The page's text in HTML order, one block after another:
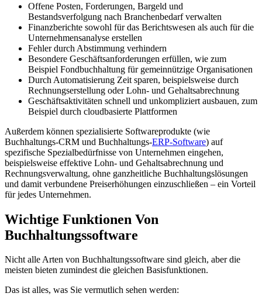
Offene Posten, Forderungen, Bargeld und
Bestandsverfolgung nach Branchenbedarf verwalten
Finanzberichte sowohl für das Berichtswesen als auch für die
Unternehmensanalyse erstellen
Fehler durch Abstimmung verhindern
Besondere Geschäftsanforderungen erfüllen, wie zum
Beispiel Fondbuchhaltung für gemeinnützige Organisationen
Durch Automatisierung Zeit sparen, beispielsweise durch
Rechnungserstellung oder Lohn- und Gehaltsabrechnung
Geschäftsaktivitäten schnell und unkompliziert ausbauen, zum
Beispiel durch cloudbasierte Plattformen
Außerdem können spezialisierte Softwareprodukte (wie
Buchhaltungs-CRM und Buchhaltungs-ERP-Software) auf
spezifische Spezialbedürfnisse von Unternehmen eingehen,
beispielsweise effektive Lohn- und Gehaltsabrechnung und
Rechnungsverwaltung, ohne ganzheitliche Buchhaltungslösungen
und damit verbundene Preiserhöhungen einzuschließen – ein Vorteil
für jedes Unternehmen.
Wichtige Funktionen Von
Buchhaltungssoftware
Nicht alle Arten von Buchhaltungssoftware sind gleich, aber die
meisten bieten zumindest die gleichen Basisfunktionen.
Das ist alles, was Sie vermutlich sehen werden: